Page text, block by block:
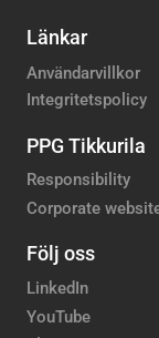
Länkar
Användarvillkor
Integritetspolicy
PPG Tikkurila
Responsibility
Corporate
Följ oss
LinkedIn
YouTube